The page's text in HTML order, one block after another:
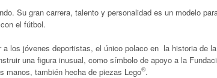
Su gran carrera, talento y personalidad es un modelo
el fútbol.
los jóvenes deportistas, el único polaco en la historia de la
una figura inusual, como símbolo de apoyo a la
manos, también hecha de piezas Lego®.